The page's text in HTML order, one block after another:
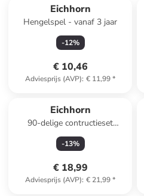
Eichhorn
Hengelspel - vanaf 3 jaar
-12%
€ 10,46
Adviesprijs (AVP): € 11,99*
Eichhorn
90-delige contructieset
"Graafmachine" - vanaf 4 jaar
-13%
€ 18,99
Adviesprijs (AVP): € 21,99*